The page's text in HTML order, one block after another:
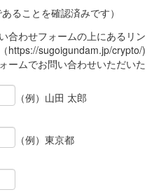
ることを確認済みです）
合わせフォームの上にあるリン
https://sugoigundam.jp/crypto/)
ームでお問い合わせいただいた
（例）山田 太郎
（例）東京都